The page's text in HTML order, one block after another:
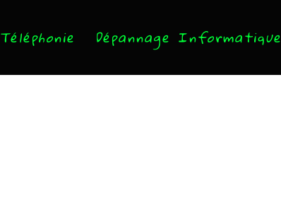
Téléphonie Dépannage Informatique